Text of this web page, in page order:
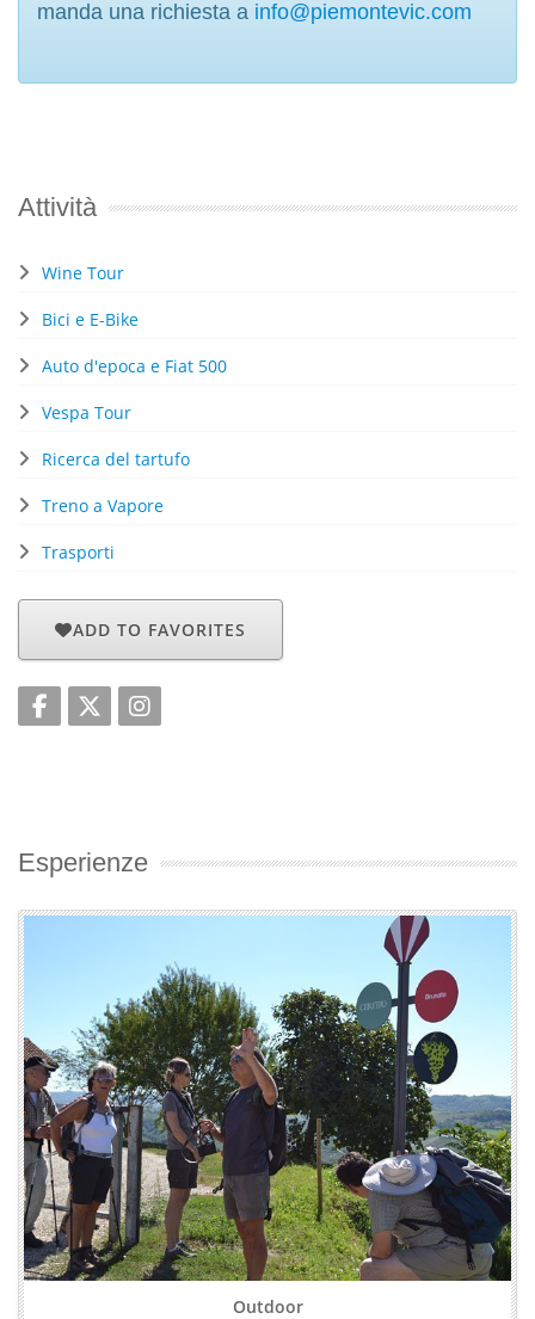
manda una richiesta a info@piemontevic.com
Attività
Wine Tour
Bici e E-Bike
Auto d'epoca e Fiat 500
Vespa Tour
Ricerca del tartufo
Treno a Vapore
Trasporti
ADD TO FAVORITES
Esperienze
Outdoor